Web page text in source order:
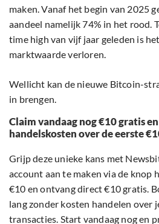
maken. Vanaf het begin van 2025
aandeel namelijk 74% in het rood.
time high van vijf jaar geleden is
marktwaarde verloren.
Wellicht kan de nieuwe Bitcoin-
in brengen.
Claim vandaag nog €10 gratis
handelskosten over de eerste
Grijp deze unieke kans met
account aan te maken via de knop
€10 en ontvang direct €10 gratis.
lang zonder kosten handelen over
transacties. Start vandaag nog en